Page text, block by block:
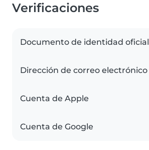
Verificaciones
Documento de identidad oficial
Dirección de correo electrónico
Cuenta de Apple
Cuenta de Google